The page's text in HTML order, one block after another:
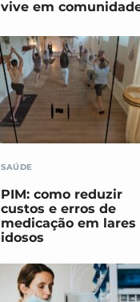
vive em
SAÚDE
PIM: como reduzir
custos e erros de
medicação em lares
idosos